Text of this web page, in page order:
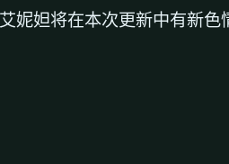
妮妲将在本次更新中有新